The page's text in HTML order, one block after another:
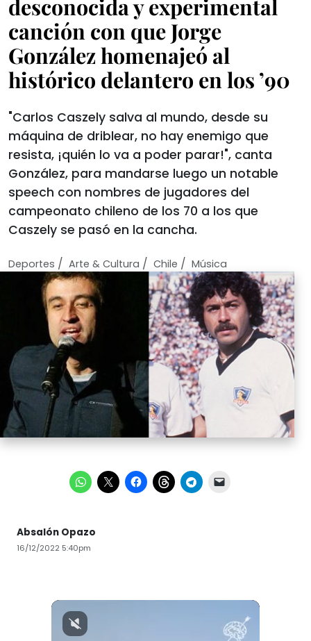
desconocida y experimental
canción con que Jorge
González homenajeó al
histórico delantero en los ’90
"Carlos Caszely salva al mundo, desde su
máquina de driblear, no hay enemigo que
resista, ¡quién lo va a poder parar!", canta
González, para mandarse luego un notable
speech con nombres de jugadores del
campeonato chileno de los 70 a los que
Caszely se pasó en la cancha.
Deportes / Arte & Cultura / Chile / Música
Absalón Opazo
16/12/2022 5:40pm